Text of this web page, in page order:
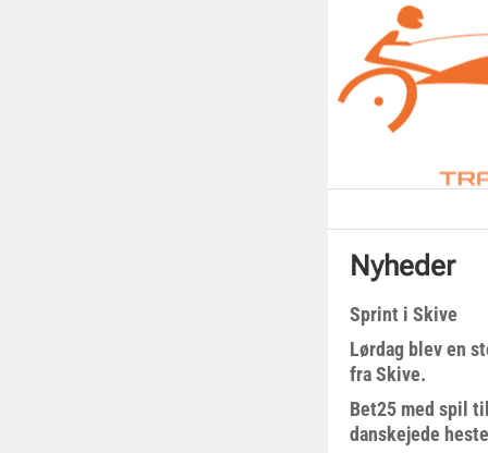
Nyheder
Sprint i Skive
Lørdag blev en
fra Skive.
Bet25 med spil
danskejede